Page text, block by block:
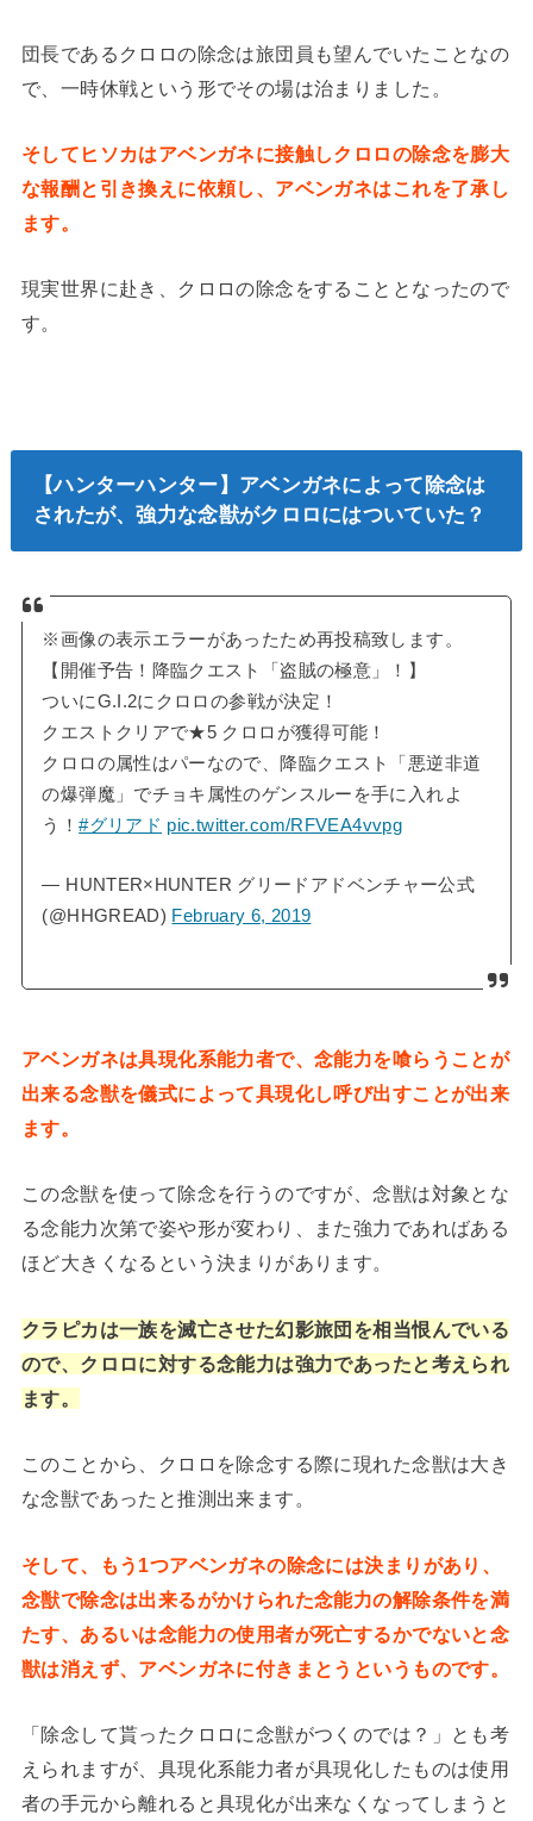
団長であるクロロの除念は旅団員も望んでいたことなの
で、一時休戦という形でその場は治まりました。
そしてヒソカはアベンガネに接触しクロロの除念を膨大
な報酬と引き換えに依頼し、アベンガネはこれを了承し
ます。
現実世界に赴き、クロロの除念をすることとなったので
す。
【ハンターハンター】アベンガネによって除念は
されたが、強力な念獣がクロロにはついていた？
※画像の表示エラーがあったため再投稿致します。
【開催予告！降臨クエスト「盗賊の極意」！】
ついにG.I.2にクロロの参戦が決定！
クエストクリアで★5 クロロが獲得可能！
クロロの属性はパーなので、降臨クエスト「悪逆非道
の爆弾魔」でチョキ属性のゲンスルーを手に入れよ
う！#グリアド pic.twitter.com/RFVEA4vvpg
— HUNTER×HUNTER グリードアドベンチャー公式
(@HHGREAD) February 6, 2019
アベンガネは具現化系能力者で、念能力を喰らうことが
出来る念獣を儀式によって具現化し呼び出すことが出来
ます。
この念獣を使って除念を行うのですが、念獣は対象とな
る念能力次第で姿や形が変わり、また強力であればある
ほど大きくなるという決まりがあります。
クラピカは一族を滅亡させた幻影旅団を相当恨んでいる
ので、クロロに対する念能力は強力であったと考えられ
ます。
このことから、クロロを除念する際に現れた念獣は大き
な念獣であったと推測出来ます。
そして、もう1つアベンガネの除念には決まりがあり、
念獣で除念は出来るがかけられた念能力の解除条件を満
たす、あるいは念能力の使用者が死亡するかでないと念
獣は消えず、アベンガネに付きまとうというものです。
「除念して貰ったクロロに念獣がつくのでは？」とも考
えられますが、具現化系能力者が具現化したものは使用
者の手元から離れると具現化が出来なくなってしまうと